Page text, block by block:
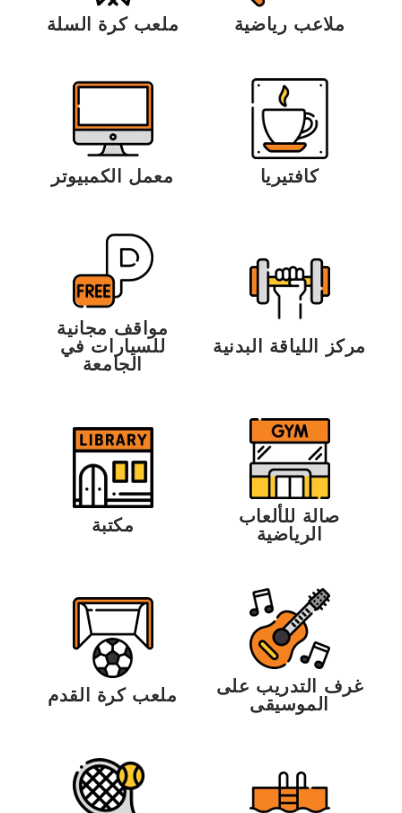
ملاعب رياضية ملعب كرة السلة
كافتيريا معمل الكمبيوتر
مركز اللياقة البدنية
مواقف مجانية
للسيارات في
الجامعة
صالة للألعاب
الرياضية
مكتبة
غرف التدريب على
الموسيقى
ملعب كرة القدم